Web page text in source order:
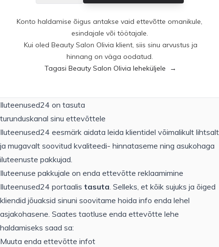
Konto haldamise õigus antakse vaid ettevõtte omanikule,
esindajale või töötajale.
Kui oled Beauty Salon Olivia klient, siis sinu arvustus ja
hinnang on väga oodatud.
Tagasi Beauty Salon Olivia leheküljele
→
Iluteenused24 on tasuta
turunduskanal sinu ettevõttele
Iluteenused24 eesmärk aidata leida klientidel võimalikult lihtsalt
ja mugavalt soovitud kvaliteedi- hinnataseme ning asukohaga
iluteenuste pakkujad.
Iluteenuse pakkujale on enda ettevõtte reklaamimine
Iluteenused24 portaalis tasuta. Selleks, et kõik sujuks ja õiged
kliendid jõuaksid sinuni soovitame hoida info enda lehel
asjakohasene. Saates taotluse enda ettevõtte lehe
haldamiseks saad sa:
Muuta enda ettevõtte infot